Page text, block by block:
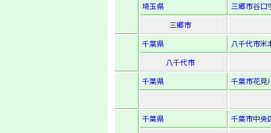
埼玉県
三郷市谷口
三郷市
千葉県
八千代市
八千代市
千葉県
千葉市花見
千葉県 千葉市中央